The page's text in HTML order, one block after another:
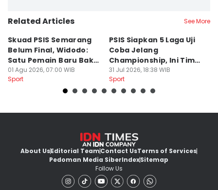
Related Articles See More
Skuad PSIS Semarang
Belum Final, Widodo:
Satu Pemain Baru Bakal
Gabung
01 Agu 2026, 07:00 WIB
Sport
PSIS Siapkan 5 Laga Uji
Coba Jelang
Championship, Ini Tim
Calon Lawan
31 Jul 2026, 18:38 WIB
Sport
About UsEditorial TeamContact UsTerms of Services
Pedoman Media SiberIndexSitemap
Follow Us